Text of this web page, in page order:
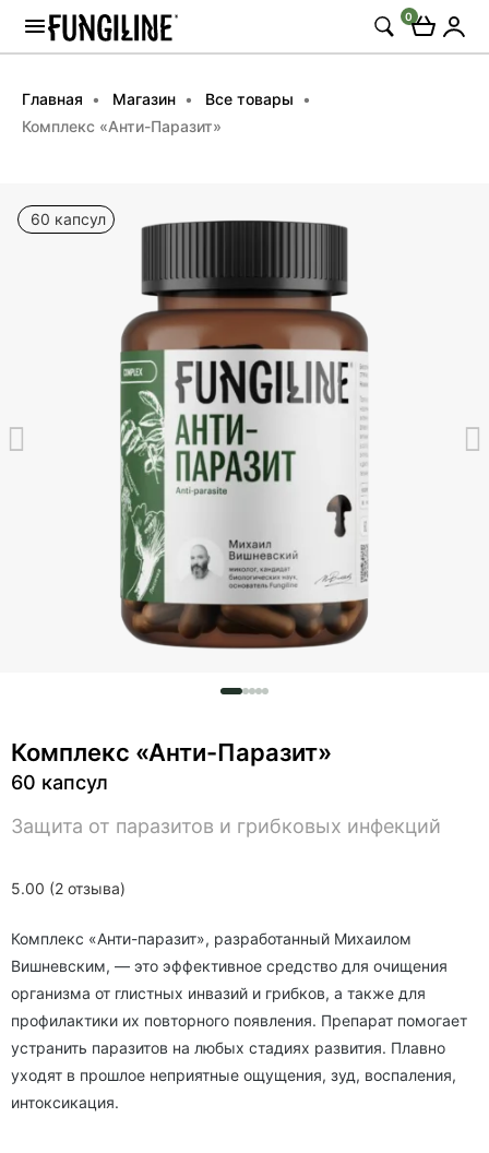
0
Главная Магазин
Все товары
Комплекс «Анти-Паразит»
60 капсул
5.00 (2 отзыва)
Комплекс «Анти-Паразит»
60 капсул
Защита от паразитов и грибковых инфекций
Комплекс «Анти-паразит», разработанный Михаилом
Вишневским, — это эффективное средство для очищения
организма от глистных инвазий и грибков, а также для
профилактики их повторного появления. Препарат помогает
устранить паразитов на любых стадиях развития. Плавно
уходят в прошлое неприятные ощущения, зуд, воспаления,
интоксикация.